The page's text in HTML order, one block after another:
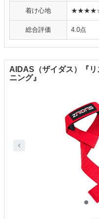
着け心地
総合評価 4.0点
AIDAS（ザイダス）『
ニング』